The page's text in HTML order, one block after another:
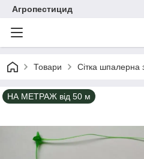
Агропестицид
Товари Сітка
НА МЕТРАЖ від 50 м